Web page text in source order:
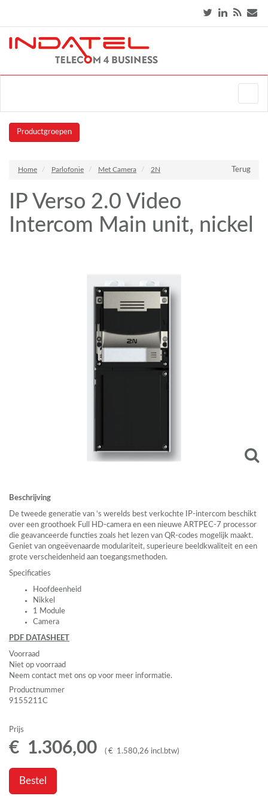
Productgroepen
Terug
Home Parlofonie Met Camera 2N
IP Verso 2.0 Video
Intercom Main unit, nickel
Beschrijving
De tweede generatie van ‘s werelds best verkochte IP-intercom beschikt
over een groothoek Full HD-camera en een nieuwe ARTPEC-7 processor
die geavanceerde functies zoals het lezen van QR-codes mogelijk maakt.
Geniet van ongeëvenaarde modulariteit, superieure beeldkwaliteit en een
grote verscheidenheid aan toegangsmethoden.
Specificaties
Hoofdeenheid
Nikkel
1 Module
Camera
PDF DATASHEET
Voorraad
Niet op voorraad
Neem contact met ons op voor meer informatie.
Productnummer
9155211C
Prijs
€ 1.306,00 ( € 1.580,26 incl.btw)
Bestel